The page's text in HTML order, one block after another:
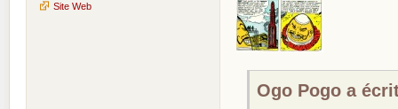
Site Web
Ogo Pogo a